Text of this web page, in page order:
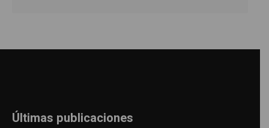
Últimas publicaciones